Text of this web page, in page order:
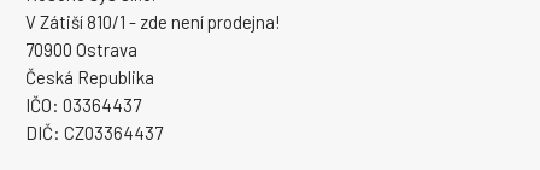
V Zátiší 810/1 - zde není prodejna!
70900 Ostrava
Česká Republika
IČO: 03364437
DIČ: CZ03364437